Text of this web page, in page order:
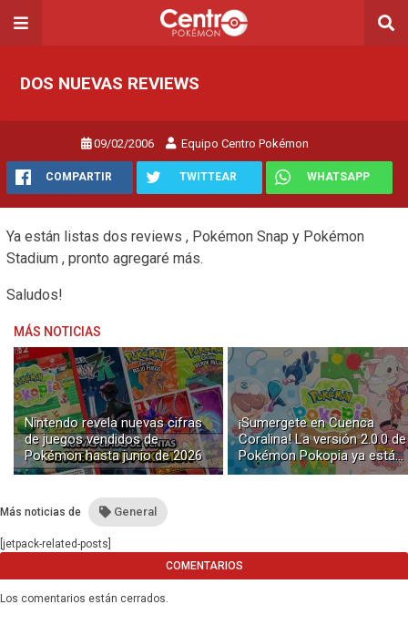
DOS NUEVAS REVIEWS
09/02/2006 Equipo Centro Pokémon
COMPARTIR TWITTEAR WHATSAPP
Ya están listas dos reviews , Pokémon Snap y Pokémon
Stadium , pronto agregaré más.
Saludos!
MÁS NOTICIAS
Nintendo revela nuevas cifras
de juegos vendidos de
Pokémon hasta junio de 2026
¡Sumergete en Cuenca
Coralina! La versión 2.0.0 de
Pokémon Pokopia ya está
disponible con buceo y
Más noticias de General
[jetpack-related-posts]
COMENTARIOS
Los comentarios están cerrados.